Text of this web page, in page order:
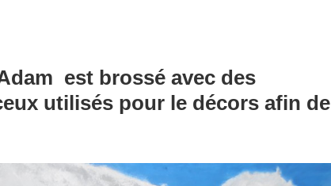
est brossé avec des
utilisés pour le décors afin de